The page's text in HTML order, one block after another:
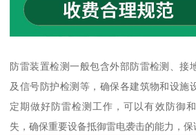
防雷装置检测一般包含外部防雷检测、接
及信号防护检测等，确保各建筑物和设施
定期做好防雷检测工作，可以有效防御
失，确保重要设备抵御雷电袭击的能力，保